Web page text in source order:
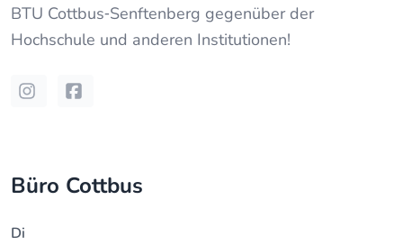
BTU Cottbus‐Senftenberg gegenüber der
Hochschule und anderen Institutionen!
InstagramFacebook
Büro Cottbus
Di